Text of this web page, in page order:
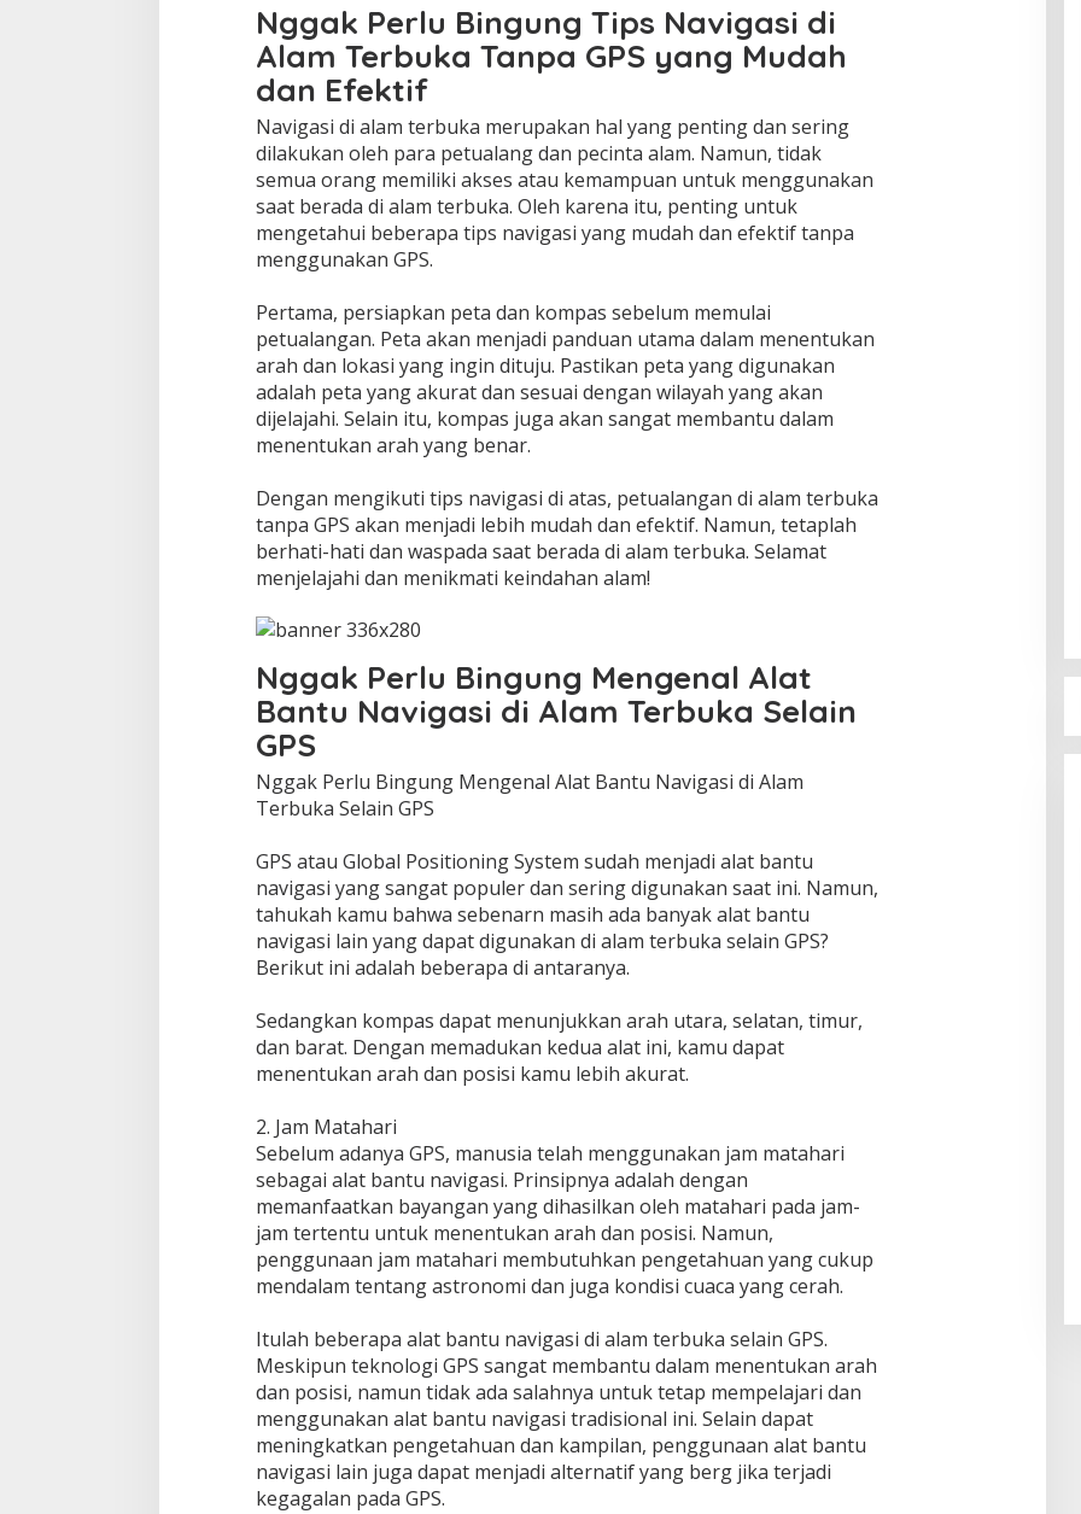
Nggak Perlu Bingung Tips Navigasi di
Alam Terbuka Tanpa GPS yang Mudah
dan Efektif
Navigasi di alam terbuka merupakan hal yang penting dan sering
dilakukan oleh para petualang dan pecinta alam. Namun, tidak
semua orang memiliki akses atau kemampuan untuk menggunakan
saat berada di alam terbuka. Oleh karena itu, penting untuk
mengetahui beberapa tips navigasi yang mudah dan efektif tanpa
menggunakan GPS.
Pertama, persiapkan peta dan kompas sebelum memulai
petualangan. Peta akan menjadi panduan utama dalam menentukan
arah dan lokasi yang ingin dituju. Pastikan peta yang digunakan
adalah peta yang akurat dan sesuai dengan wilayah yang akan
dijelajahi. Selain itu, kompas juga akan sangat membantu dalam
menentukan arah yang benar.
Dengan mengikuti tips navigasi di atas, petualangan di alam terbuka
tanpa GPS akan menjadi lebih mudah dan efektif. Namun, tetaplah
berhati-hati dan waspada saat berada di alam terbuka. Selamat
menjelajahi dan menikmati keindahan alam!
Nggak Perlu Bingung Mengenal Alat
Bantu Navigasi di Alam Terbuka Selain
GPS
Nggak Perlu Bingung Mengenal Alat Bantu Navigasi di Alam
Terbuka Selain GPS
GPS atau Global Positioning System sudah menjadi alat bantu
navigasi yang sangat populer dan sering digunakan saat ini. Namun,
tahukah kamu bahwa sebenarn masih ada banyak alat bantu
navigasi lain yang dapat digunakan di alam terbuka selain GPS?
Berikut ini adalah beberapa di antaranya.
Sedangkan kompas dapat menunjukkan arah utara, selatan, timur,
dan barat. Dengan memadukan kedua alat ini, kamu dapat
menentukan arah dan posisi kamu lebih akurat.
2. Jam Matahari
Sebelum adanya GPS, manusia telah menggunakan jam matahari
sebagai alat bantu navigasi. Prinsipnya adalah dengan
memanfaatkan bayangan yang dihasilkan oleh matahari pada jam-
jam tertentu untuk menentukan arah dan posisi. Namun,
penggunaan jam matahari membutuhkan pengetahuan yang cukup
mendalam tentang astronomi dan juga kondisi cuaca yang cerah.
Itulah beberapa alat bantu navigasi di alam terbuka selain GPS.
Meskipun teknologi GPS sangat membantu dalam menentukan arah
dan posisi, namun tidak ada salahnya untuk tetap mempelajari dan
menggunakan alat bantu navigasi tradisional ini. Selain dapat
meningkatkan pengetahuan dan kampilan, penggunaan alat bantu
navigasi lain juga dapat menjadi alternatif yang berg jika terjadi
kegagalan pada GPS.